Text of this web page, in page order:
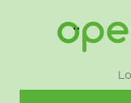
CONTENUTO